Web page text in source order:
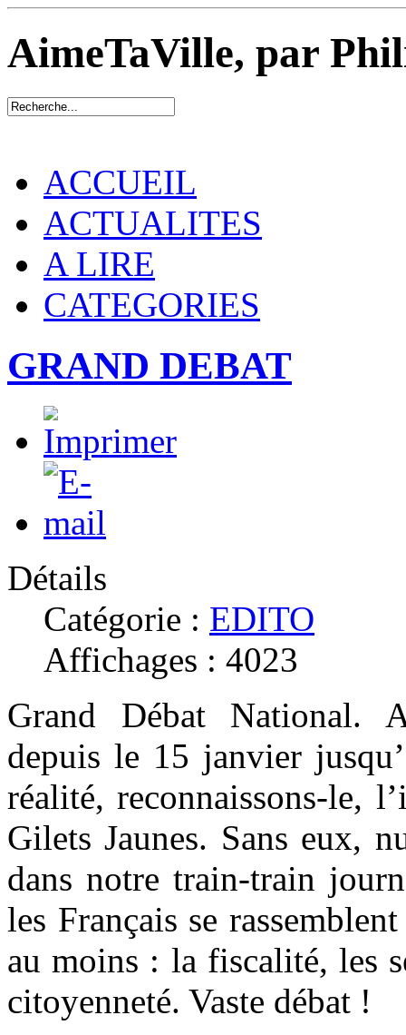
AimeTaVille, par
ACCUEIL
ACTUALITES
A LIRE
CATEGORIES
GRAND DEBAT
Détails
Catégorie : EDITO
Affichages : 4023
Grand Débat National.
depuis le 15 janvier
réalité, reconnaissons-le,
Gilets Jaunes. Sans eux,
dans notre train-train
les Français se
au moins : la fiscalité, les
citoyenneté. Vaste débat !